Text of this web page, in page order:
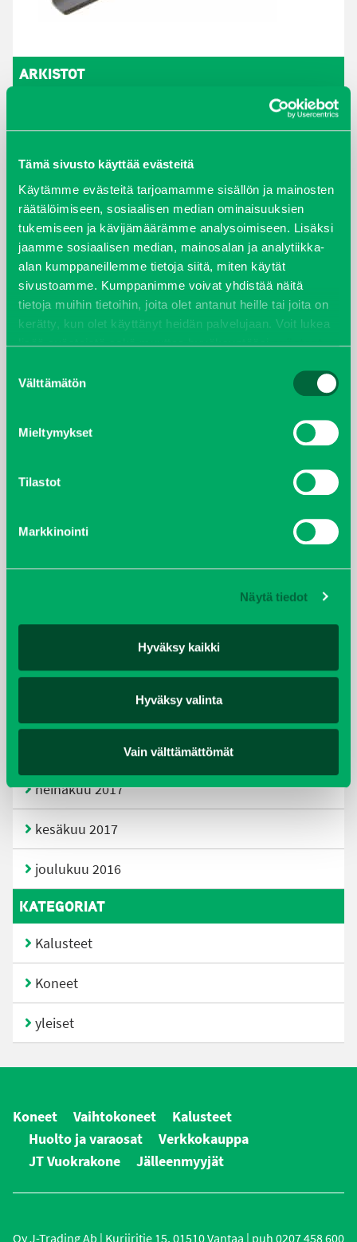
Tämä sivusto käyttää evästeitä
Käytämme evästeitä tarjoamamme sisällön ja mainosten
räätälöimiseen, sosiaalisen median ominaisuuksien
tukemiseen ja kävijämäärämme analysoimiseen. Lisäksi
jaamme sosiaalisen median, mainosalan ja analytiikka-
alan kumppaneillemme tietoja siitä, miten käytät
sivustoamme. Kumppanimme voivat yhdistää näitä
tietoja muihin tietoihin, joita olet antanut heille tai joita on
kerätty, kun olet käyttänyt heidän palvelujaan. Voit lukea
lisää evästeistä sekä muuttaa hyväksyntääsievästeet
valinta
Välttämätön
Mieltymykset
Tilastot
Markkinointi
Näytä tiedot
Hyväksy kaikki
Hyväksy valinta
Vain välttämättömät
ARKISTOT
syyskuu 2023
joulukuu 2022
huhtikuu 2022
helmikuu 2022
joulukuu 2021
lokakuu 2021
kesäkuu 2021
helmikuu 2019
elokuu 2018
heinäkuu 2017
kesäkuu 2017
joulukuu 2016
KATEGORIAT
Kalusteet
Koneet
yleiset
Koneet Vaihtokoneet
Kalusteet
Huolto ja varaosat
Verkkokauppa
JT Vuokrakone
Jälleenmyyjät
Oy J-Trading Ab | Kuriiritie 15, 01510 Vantaa | puh 0207 458 600